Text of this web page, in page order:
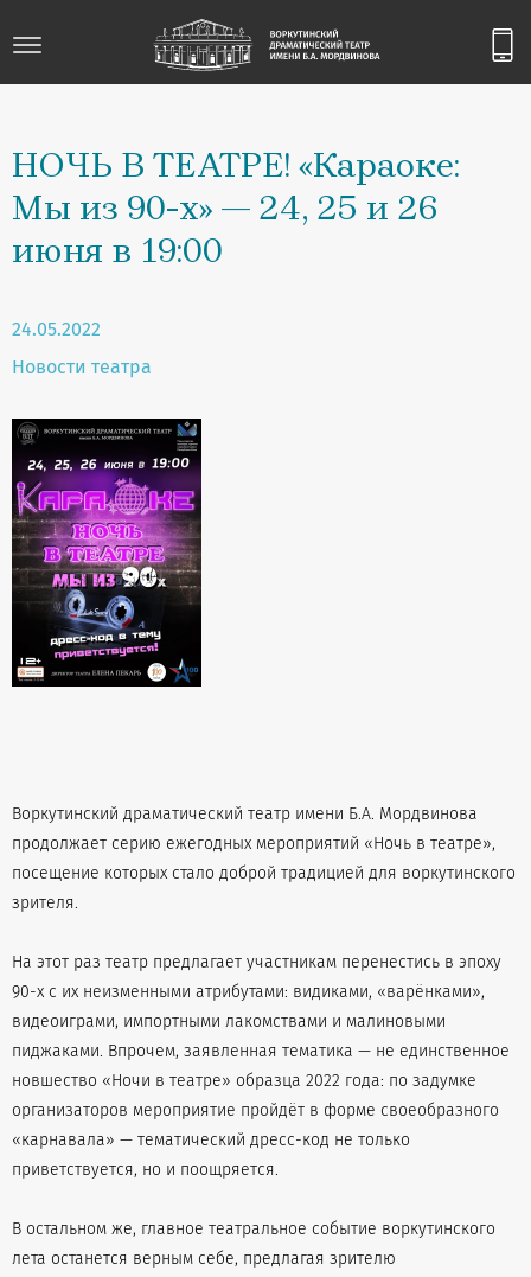
НОЧЬ В ТЕАТРЕ! «Караоке:
Мы из 90-х» — 24, 25 и 26
июня в 19:00
24.05.2022
Новости театра
Воркутинский драматический театр имени Б.А. Мордвинова
продолжает серию ежегодных мероприятий «Ночь в театре»,
посещение которых стало доброй традицией для воркутинского
зрителя.
На этот раз театр предлагает участникам перенестись в эпоху
90-х с их неизменными атрибутами: видиками, «варёнками»,
видеоиграми, импортными лакомствами и малиновыми
пиджаками. Впрочем, заявленная тематика — не единственное
новшество «Ночи в театре» образца 2022 года: по задумке
организаторов мероприятие пройдёт в форме своеобразного
«карнавала» — тематический дресс-код не только
приветствуется, но и поощряется.
В остальном же, главное театральное событие воркутинского
лета останется верным себе, предлагая зрителю